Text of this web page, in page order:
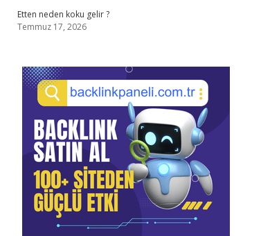
Etten neden koku gelir ?
Temmuz 17, 2026